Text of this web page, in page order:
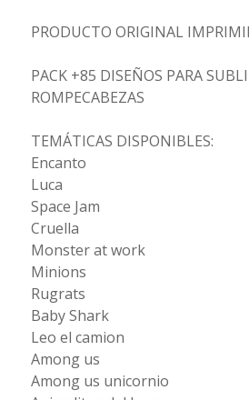
PRODUCTO ORIGINAL
PACK +85 DISEÑOS PARA
ROMPECABEZAS
TEMÁTICAS DISPONIBLES:
Encanto
Luca
Space Jam
Cruella
Monster at work
Minions
Rugrats
Baby Shark
Leo el camion
Among us
Among us unicornio